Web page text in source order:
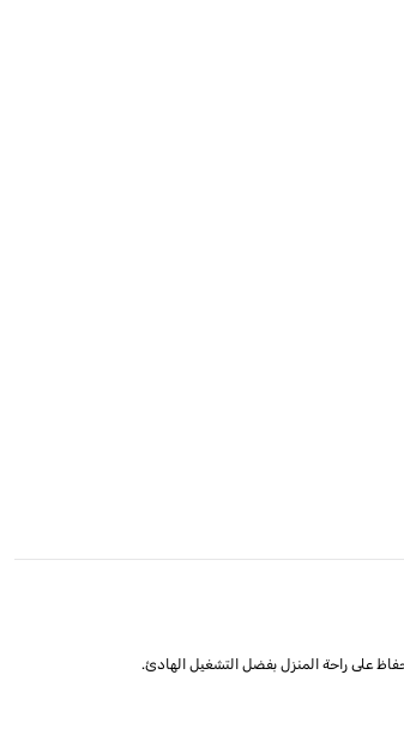
على راحة المنزل بفضل التشغيل الهادئ.